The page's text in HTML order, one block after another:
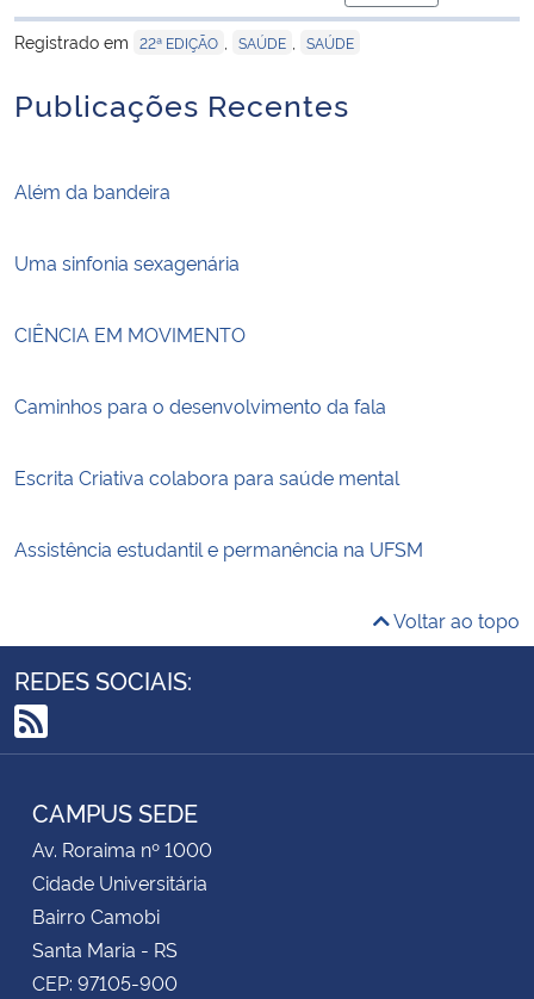
para área de
Registrado em 22ª EDIÇÃO SAÚDE SAÚDE
Publicações Recentes
Além da bandeira
Uma sinfonia sexagenária
CIÊNCIA EM MOVIMENTO
Caminhos para o desenvolvimento da fala
Escrita Criativa colabora para saúde mental
Assistência estudantil e permanência na UFSM
Voltar ao topo
REDES SOCIAIS:
RSS
CAMPUS SEDE
Av. Roraima nº 1000
Cidade Universitária
Bairro Camobi
Santa Maria - RS
CEP: 97105-900